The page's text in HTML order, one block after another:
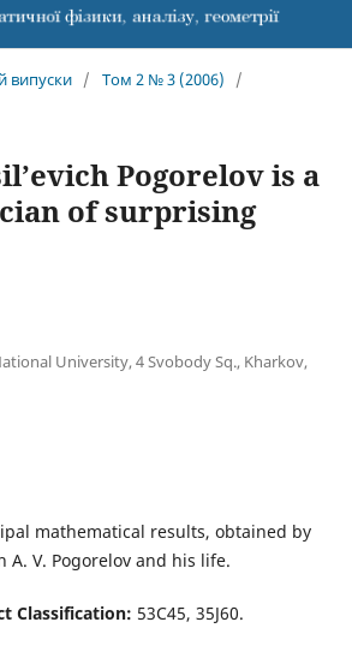
випуски / Том 2 № 3 (2006)
/
Pogorelov is a
of surprising
University, 4 Svobody Sq., Kharkov,
mathematical results, obtained by
V. Pogorelov and his life.
Classification: 53C45, 35J60.